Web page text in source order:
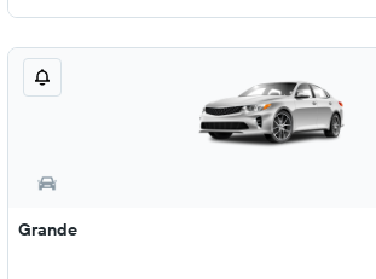
Grande